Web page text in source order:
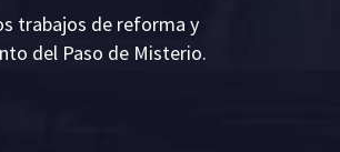
trabajos de reforma y
del Paso de Misterio.